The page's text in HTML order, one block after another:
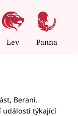
Lev Panna
Berani.
události týkající